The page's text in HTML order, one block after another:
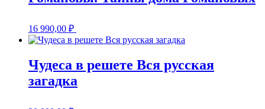
16 990,00 ₽
Чудеса в решете Вся русская
загадка